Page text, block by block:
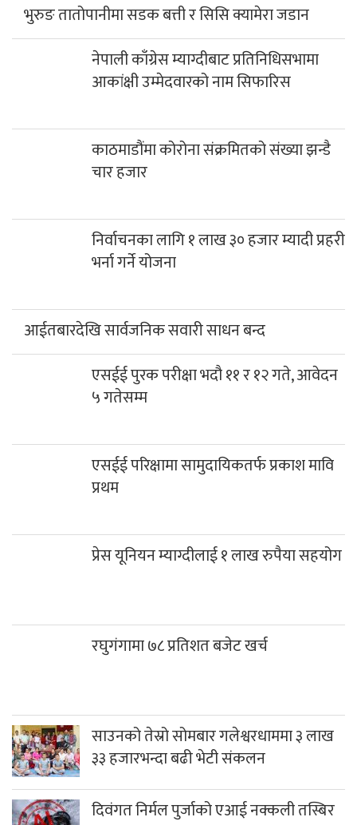
नेपाली काँग्रेस म्याग्दीबाट प्रतिनिधिसभामा
आकांक्षी उम्मेदवारको नाम सिफारिस
चार हजार
भर्ना गर्ने योजना
एसईई पुरक परीक्षा भदौ ११ र १२ गते, आवेदन
५ गतेसम्म
प्रथम
३३ हजारभन्दा बढी भेटी संकलन
दिवंगत निर्मल पुर्जाको एआई नक्कली तस्बिर
भाइरल